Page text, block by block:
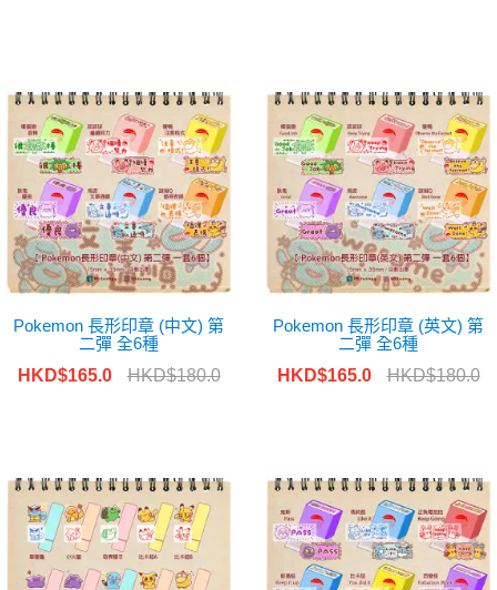
Pokemon 長形印章 (中文) 第
二彈 全6種
HKD$165.0
HKD$180.0
Pokemon 長形印章 (英文) 第
二彈 全6種
HKD$165.0
HKD$180.0